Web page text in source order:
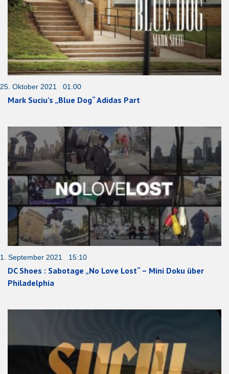
25. Oktober 2021 01:00
Mark Suciu’s „Blue Dog“ Adidas Part
1. September 2021 15:10
DC Shoes : Sabotage „No Love Lost“ – Mini Doku über
Philadelphia